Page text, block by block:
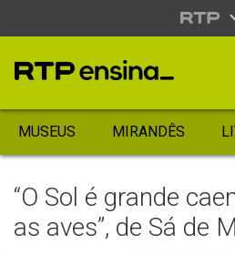
MUSEUS MIRANDÊS
“O Sol é grande
as aves”, de Sá de